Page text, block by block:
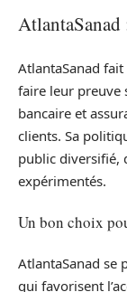
AtlantaSanad
faire leur preuve
bancaire et
clients. Sa
public diversifié,
expérimentés.
Un bon choix
AtlantaSanad se
qui favorisent